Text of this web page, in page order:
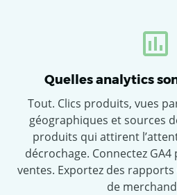
Quelles analytics
Tout. Clics produits, vues
géographiques et sources
produits qui attirent
décrochage. Connectez
ventes. Exportez des rapports
de